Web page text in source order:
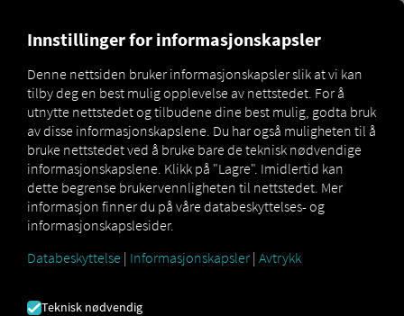
Marketplace Connectors Idem Connect How to
IDEM
ONBOARDING
Steg-for-steg-instruksjoner for å
Innstillinger for informasjonskapsler
Denne nettsiden bruker informasjonskapsler slik at vi kan
tilby deg en best mulig opplevelse av nettstedet. For å
utnytte nettstedet og tilbudene dine best mulig, godta bruk
av disse informasjonskapslene. Du har også muligheten til å
bruke nettstedet ved å bruke bare de teknisk nødvendige
informasjonskapslene. Klikk på "Lagre". Imidlertid kan
dette begrense brukervennligheten til nettstedet. Mer
informasjon finner du på våre databeskyttelses- og
informasjonskapslesider.
Databeskyttelse | Informasjonskapsler | Avtrykk
Teknisk nødvendig